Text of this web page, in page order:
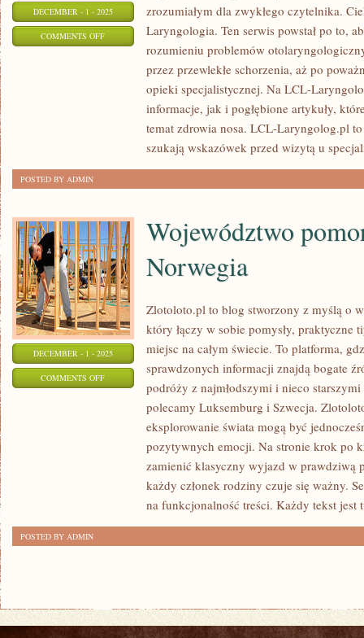
DECEMBER - 1 - 2025
COMMENTS OFFON
DERMATOLOGIA
zrozumiałym dla zwykłego czytelnika.
Laryngologia. Ten serwis powstał po to,
rozumieniu problemów
przez przewlekłe schorzenia, aż po
opieki specjalistycznej. Na LCL-
informacje, jak i pogłębione artykuły,
temat zdrowia nosa. LCL-Laryngolog.pl
szukają wskazówek przed wizytą u
POSTED BY ADMIN
DECEMBER - 1 - 2025
COMMENTS OFFON
WOJEWÓDZTWO
POMORSKIE
Województwo
Norwegia
Zlotoloto.pl to blog stworzony z myślą o
który łączy w sobie pomysły, praktyczne
miejsc na całym świecie. To platforma,
sprawdzonych informacji znajdą bogate
podróży z najmłodszymi i nieco
polecamy Luksemburg i Szwecja.
eksplorowanie świata mogą być
pozytywnych emocji. Na stronie krok po
zamienić klasyczny wyjazd w prawdziwą
każdy członek rodziny czuje się ważny.
na funkcjonalność treści. Każdy tekst jest
POSTED BY ADMIN